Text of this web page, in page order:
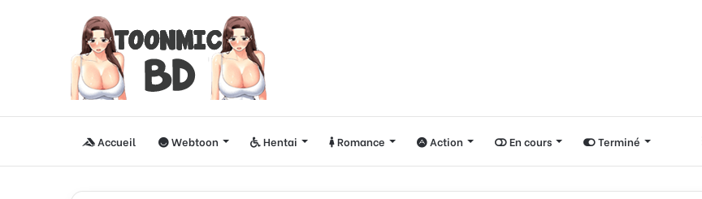
Accueil Webtoon Hentai Romance Action En cours Terminé